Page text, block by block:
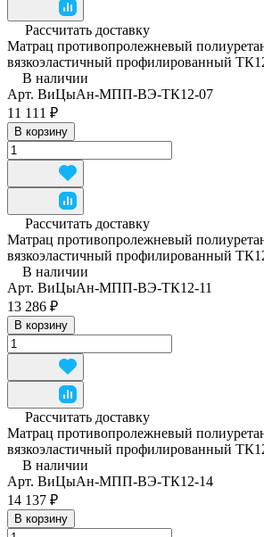
Рассчитать доставку
Матрац противопролежневый
вязкоэластичный профилированный
В наличии
Арт. ВиЦыАн-МПП-ВЭ-ТК12-07
11 111 ₽
В корзину
Рассчитать доставку
Матрац противопролежневый
вязкоэластичный профилированный
В наличии
Арт. ВиЦыАн-МПП-ВЭ-ТК12-11
13 286 ₽
В корзину
Рассчитать доставку
Матрац противопролежневый
вязкоэластичный профилированный
В наличии
Арт. ВиЦыАн-МПП-ВЭ-ТК12-14
14 137 ₽
В корзину